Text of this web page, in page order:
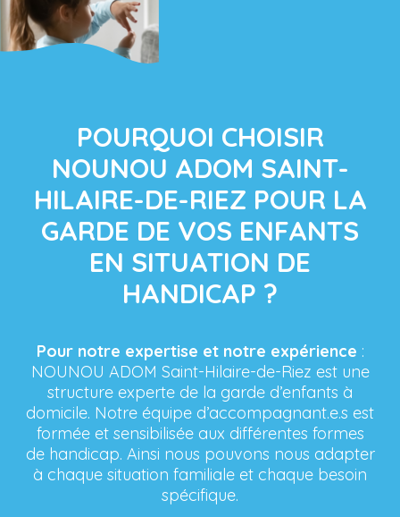
POURQUOI CHOISIR
NOUNOU ADOM SAINT-
HILAIRE-DE-RIEZ POUR LA
GARDE DE VOS ENFANTS
EN SITUATION DE
HANDICAP ?
Pour notre expertise et notre expérience :
NOUNOU ADOM Saint-Hilaire-de-Riez est une
structure experte de la garde d’enfants à
domicile. Notre équipe d’accompagnant.e.s est
formée et sensibilisée aux différentes formes
de handicap. Ainsi nous pouvons nous adapter
à chaque situation familiale et chaque besoin
spécifique.